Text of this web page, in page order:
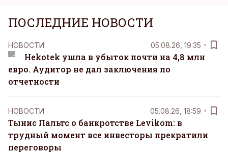
ПОСЛЕДНИЕ НОВОСТИ
НОВОСТИ 05.08.26, 19:35
Hekotek ушла в убыток почти на 4,8 млн
евро. Аудитор не дал заключения по
отчетности
НОВОСТИ 05.08.26, 18:59
Тынис Пальтс о банкротстве Levikom: в
трудный момент все инвесторы прекратили
переговоры